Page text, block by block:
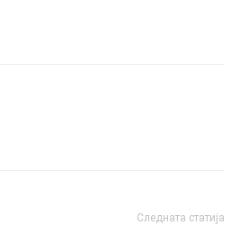
Следната статија